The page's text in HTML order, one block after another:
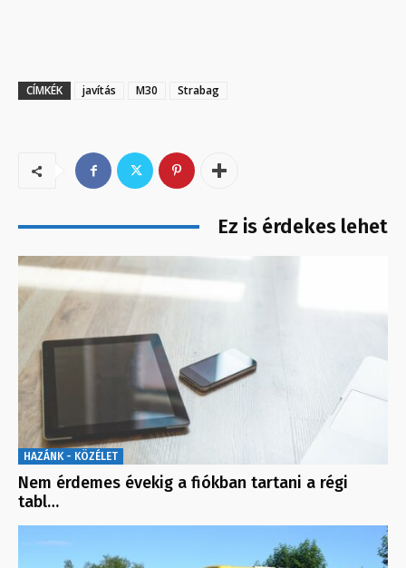
CÍMKÉK javítás M30 Strabag
Ez is érdekes lehet
HAZÁNK - KÖZÉLET
Nem érdemes évekig a fiókban tartani a régi
tabl…